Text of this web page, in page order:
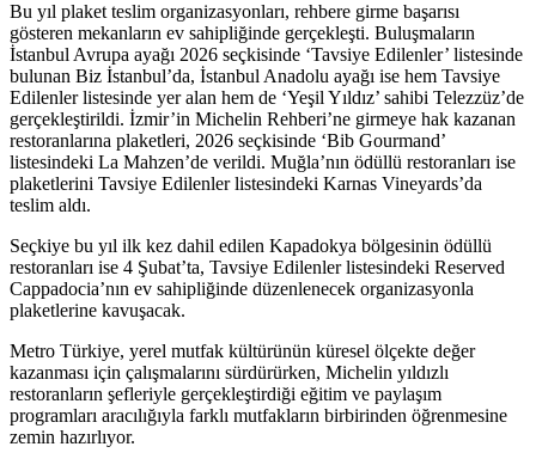
Bu yıl plaket teslim organizasyonları, rehbere girme başarısı
gösteren mekanların ev sahipliğinde gerçekleşti. Buluşmaların
İstanbul Avrupa ayağı 2026 seçkisinde ‘Tavsiye Edilenler’ listesinde
bulunan Biz İstanbul’da, İstanbul Anadolu ayağı ise hem Tavsiye
Edilenler listesinde yer alan hem de ‘Yeşil Yıldız’ sahibi Telezzüz’de
gerçekleştirildi. İzmir’in Michelin Rehberi’ne girmeye hak kazanan
restoranlarına plaketleri, 2026 seçkisinde ‘Bib Gourmand’
listesindeki La Mahzen’de verildi. Muğla’nın ödüllü restoranları ise
plaketlerini Tavsiye Edilenler listesindeki Karnas Vineyards’da
teslim aldı.
Seçkiye bu yıl ilk kez dahil edilen Kapadokya bölgesinin ödüllü
restoranları ise 4 Şubat’ta, Tavsiye Edilenler listesindeki Reserved
Cappadocia’nın ev sahipliğinde düzenlenecek organizasyonla
plaketlerine kavuşacak.
Metro Türkiye, yerel mutfak kültürünün küresel ölçekte değer
kazanması için çalışmalarını sürdürürken, Michelin yıldızlı
restoranların şefleriyle gerçekleştirdiği eğitim ve paylaşım
programları aracılığıyla farklı mutfakların birbirinden öğrenmesine
zemin hazırlıyor.